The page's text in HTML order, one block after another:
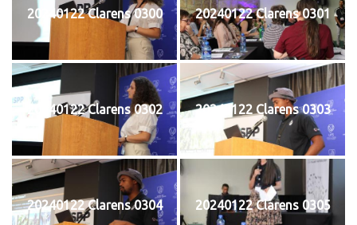
20240122 Clarens 0300 20240122 Clarens 0301
20240122 Clarens 0302 20240122 Clarens 0303
20240122 Clarens 0304 20240122 Clarens 0305